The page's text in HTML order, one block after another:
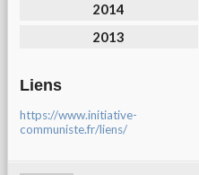
2014
2013
Liens
https://www.initiative-
communiste.fr/liens/